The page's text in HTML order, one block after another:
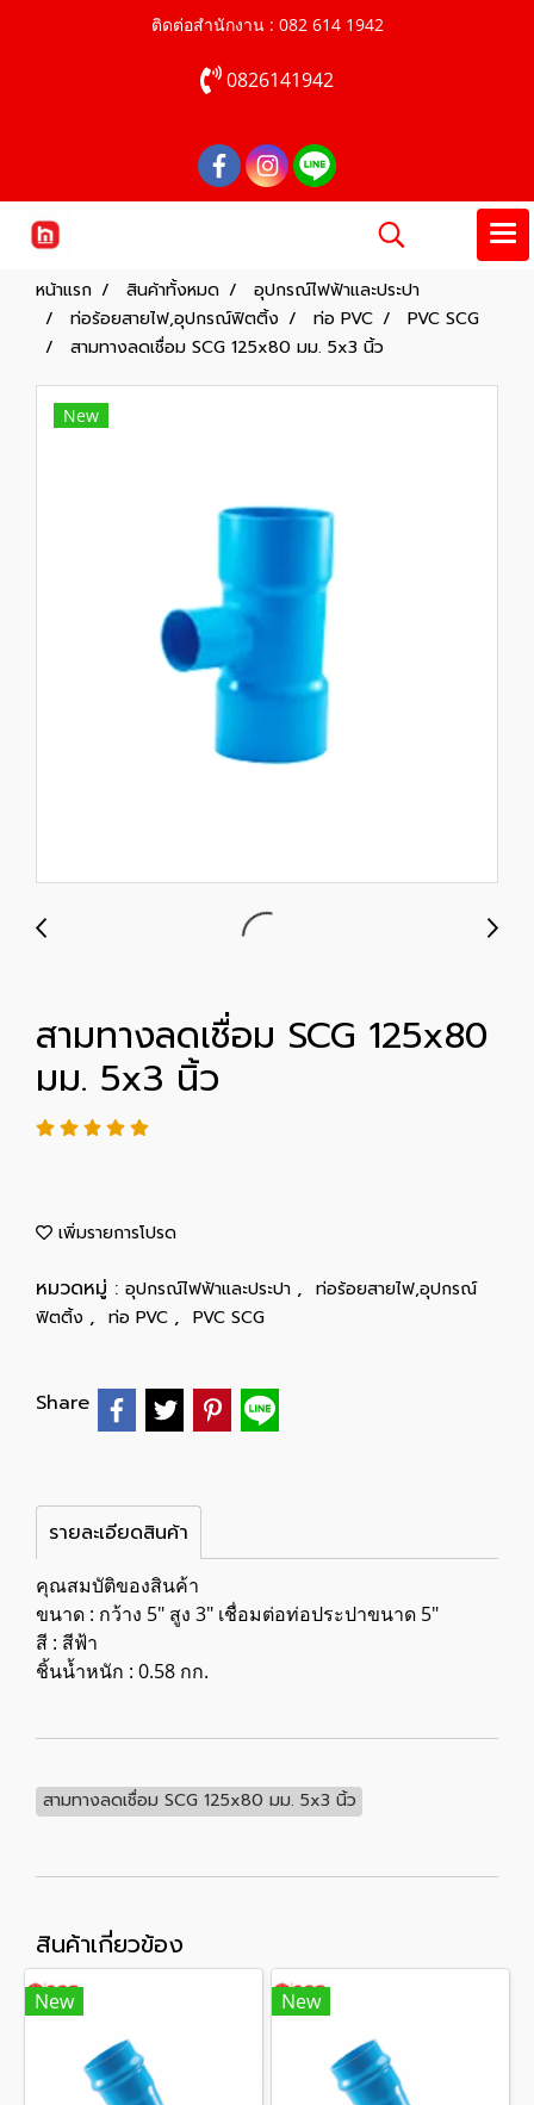
ติดต่อสำนักงาน : 082 614 1942
0826141942
หน้าแรก สินค้าทั้งหมด
อุปกรณ์ไฟฟ้าและประปา
ท่อร้อยสายไฟ,อุปกรณ์ฟิตติ้ง
ท่อ PVC
PVC SCG
สามทางลดเชื่อม SCG 125x80 มม. 5x3 นิ้ว
New
สามทางลดเชื่อม SCG 125x80
มม. 5x3 นิ้ว
เพิ่มรายการโปรด
หมวดหมู่ : อุปกรณ์ไฟฟ้าและประปา , ท่อร้อยสายไฟ,อุปกรณ์
ฟิตติ้ง , ท่อ PVC , PVC SCG
Share
รายละเอียดสินค้า
คุณสมบัติของสินค้า
ขนาด : กว้าง 5" สูง 3" เชื่อมต่อท่อประปาขนาด 5"
สี : สีฟ้า
ชิ้นน้ำหนัก : 0.58 กก.
สามทางลดเชื่อม SCG 125x80 มม. 5x3 นิ้ว
สินค้าเกี่ยวข้อง
New New